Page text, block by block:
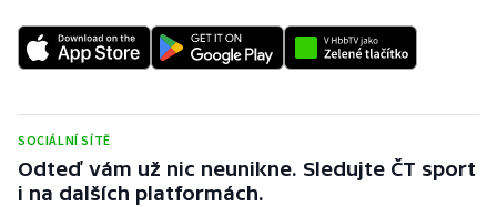
SOCIÁLNÍ SÍTĚ
Odteď vám už nic neunikne. Sledujte ČT sport
i na dalších platformách.